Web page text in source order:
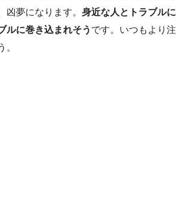
凶夢になります。 身近な人とトラブルに
ルに巻き込まれそう です。いつもより注
。